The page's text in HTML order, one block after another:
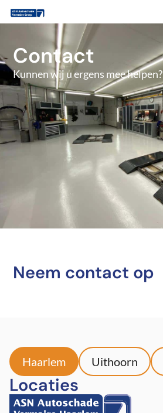
Contact
Kunnen wij u ergens mee helpen?
Neem contact op
Haarlem Uithoorn
Locaties